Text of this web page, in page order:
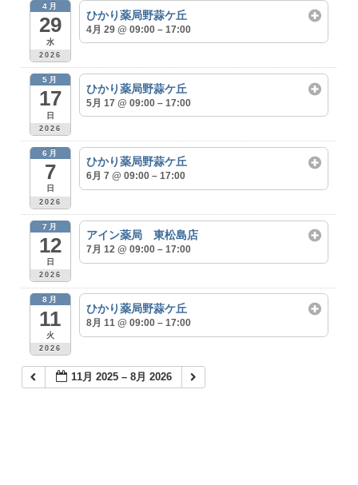
4月
29
水
2026
ひかり薬局野蒜ケ丘
4月 29 @ 09:00 – 17:00
5月
17
日
2026
ひかり薬局野蒜ケ丘
5月 17 @ 09:00 – 17:00
6月
7
日
2026
ひかり薬局野蒜ケ丘
6月 7 @ 09:00 – 17:00
7月
12
日
2026
アイン薬局 東松島店
7月 12 @ 09:00 – 17:00
8月
11
火
2026
ひかり薬局野蒜ケ丘
8月 11 @ 09:00 – 17:00
11月 2025 – 8月 2026